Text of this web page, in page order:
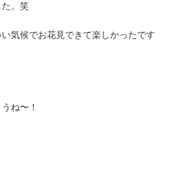
。笑
気候でお花見できて楽しかったです
ね〜！